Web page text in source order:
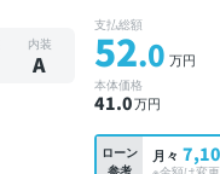
内装
A
支払総額
52.0 万円
本体価格
41.0万円
ローン
参考
月々